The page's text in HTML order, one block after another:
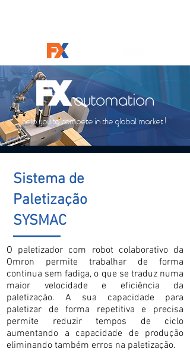
help you to compete in the global market !
Sistema de
Paletização
SYSMAC
O paletizador com robot colaborativo da
Omron permite trabalhar de forma
continua sem fadiga, o que se traduz numa
maior velocidade e eficiência da
paletização. A sua capacidade para
paletizar de forma repetitiva e precisa
permite reduzir tempos de ciclo
aumentando a capacidade de produção
eliminando também erros na paletização.